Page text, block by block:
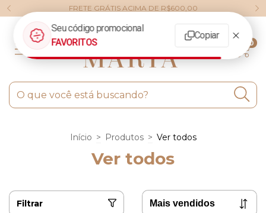
FRETE GRÁTIS ACIMA DE R$600,00
0
Início > Produtos > Ver todos
Ver todos
Filtrar